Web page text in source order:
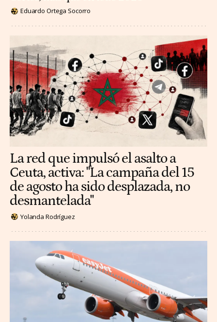
Eduardo Ortega Socorro
La red que impulsó el asalto a
Ceuta, activa: "La campaña del 15
de agosto ha sido desplazada, no
desmantelada"
Yolanda Rodríguez